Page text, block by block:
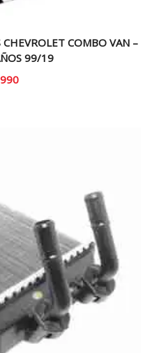
COMBO VAN –
99/19